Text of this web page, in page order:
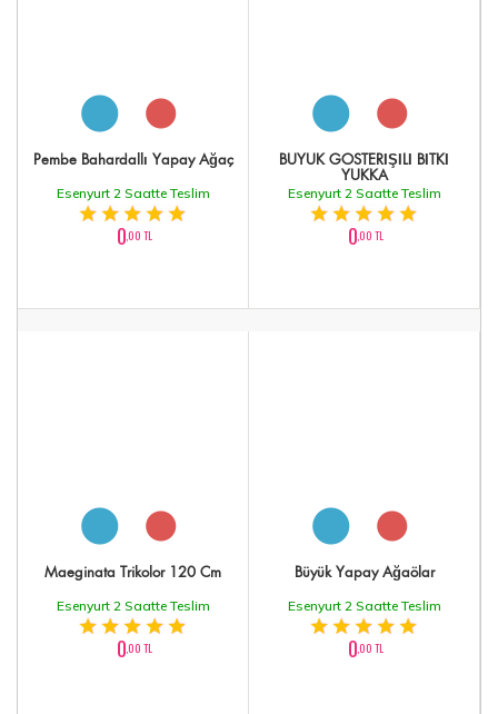
Pembe Bahardallı Yapay Ağaç
Esenyurt 2 Saatte Teslim
0,00 TL
BÜYÜK GÖSTERİŞİLİ BİTKİ
YUKKA
Esenyurt 2 Saatte Teslim
0,00 TL
Maeginata Trikolor 120 Cm
Esenyurt 2 Saatte Teslim
0,00 TL
Büyük Yapay Ağaölar
Esenyurt 2 Saatte Teslim
0,00 TL